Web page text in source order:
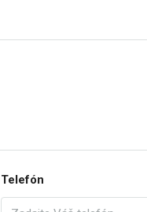
Telefón